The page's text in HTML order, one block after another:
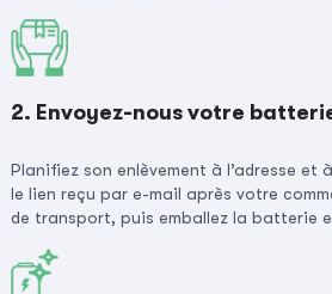
2. Envoyez-nous votre
Planifiez son enlèvement à l’adresse et
le lien reçu par e-mail après votre
de transport, puis emballez la batterie